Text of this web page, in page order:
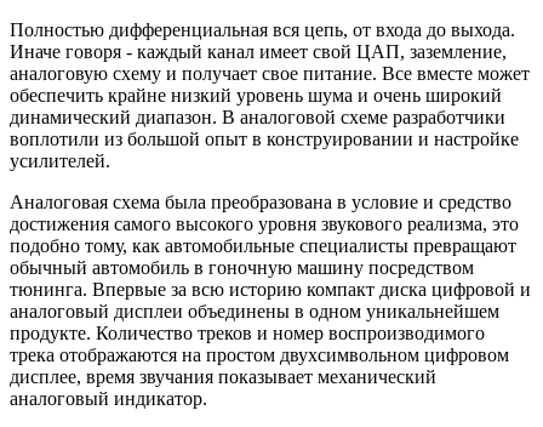
Полностью дифференциальная вся цепь, от входа до выхода.
Иначе говоря - каждый канал имеет свой ЦАП, заземление,
аналоговую схему и получает свое питание. Все вместе может
обеспечить крайне низкий уровень шума и очень широкий
динамический диапазон. В аналоговой схеме разработчики
воплотили из большой опыт в конструировании и настройке
усилителей.
Аналоговая схема была преобразована в условие и средство
достижения самого высокого уровня звукового реализма, это
подобно тому, как автомобильные специалисты превращают
обычный автомобиль в гоночную машину посредством
тюнинга. Впервые за всю историю компакт диска цифровой и
аналоговый дисплеи объединены в одном уникальнейшем
продукте. Количество треков и номер воспроизводимого
трека отображаются на простом двухсимвольном цифровом
дисплее, время звучания показывает механический
аналоговый индикатор.